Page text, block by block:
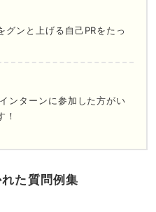
グンと上げる自己PRをたっ
ンターンに参加した方がい
！
た質問例集